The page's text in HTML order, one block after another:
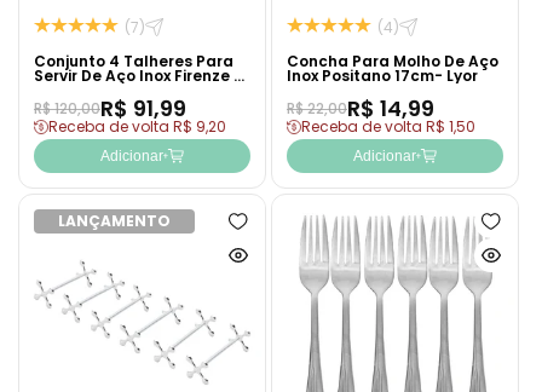
(7)
Conjunto 4 Talheres Para
Servir De Aço Inox Firenze -
R$ 120,00R$ 91,99
Receba de volta R$ 9,20
Adicionar
(4)
Concha Para Molho De Aço
Inox Positano 17cm- Lyor
R$ 22,00R$ 14,99
Receba de volta R$ 1,50
Adicionar
Adicionar
à
lista
Ver
rapidamente
LANÇAMENTO
à
lista
de
Ver
produto